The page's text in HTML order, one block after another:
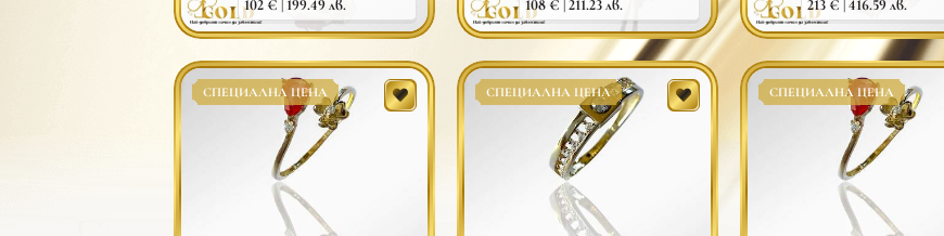
102 € | 199.49 лв.
108 € |211.23 лв.
213 € |416.59 лв.
СПЕЦИАЛНА ЦЕНА СПЕЦИАЛНА ЦЕНА СПЕЦИАЛНА ЦЕНА